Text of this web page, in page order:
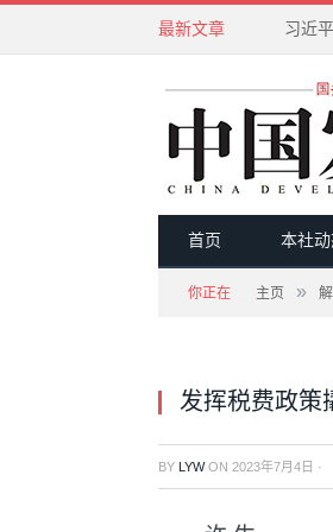
最新文章
首页 本社
你正在 主页 »
发挥税费政策
BY LYWON 2023年7月4日 ·